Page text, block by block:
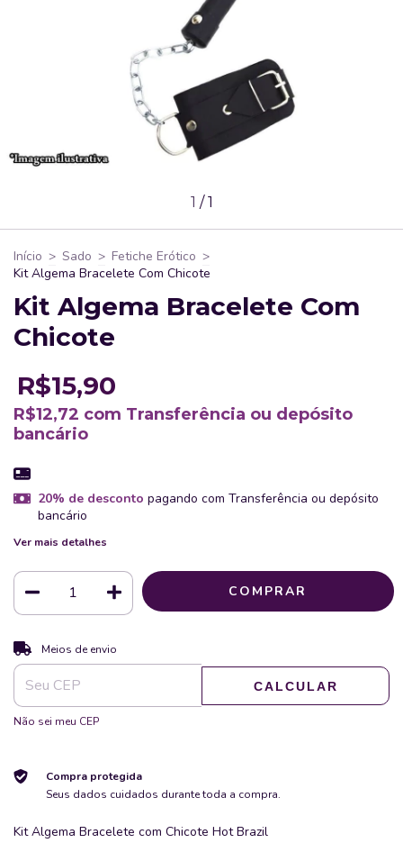
1 /1
Início > Sado > Fetiche Erótico >
Kit Algema Bracelete Com Chicote
Kit Algema Bracelete Com
Chicote
R$15,90
R$12,72 com Transferência ou depósito
bancário
20% de desconto pagando com Transferência ou depósito
bancário
Ver mais detalhes
Entregas para o CEP:
Meios de envio
CALCULAR
Não sei meu CEP
Compra protegida
Seus dados cuidados durante toda a compra.
Kit Algema Bracelete com Chicote Hot Brazil